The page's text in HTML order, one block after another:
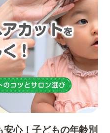
心！子どもの年齢別